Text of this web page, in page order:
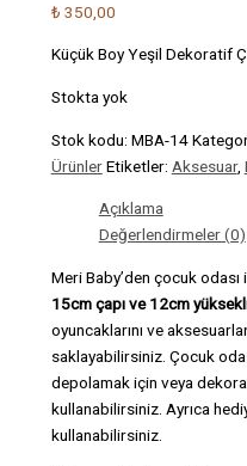
₺ 350,00
Küçük Boy Yeşil Dekoratif
Stokta yok
Stok kodu: MBA-14
Ürünler Etiketler: Aksesuar,
Açıklama
Değerlendirmeler (0)
Meri Baby’den çocuk
15cm çapı ve 12cm
oyuncaklarını ve
saklayabilirsiniz. Çocuk
depolamak için veya
kullanabilirsiniz. Ayrıca
kullanabilirsiniz.